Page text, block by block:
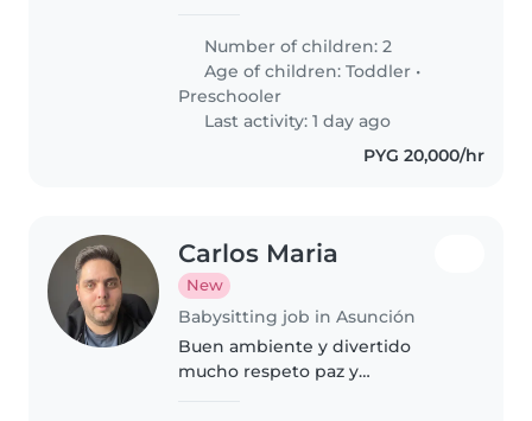
de 3 años y un niño de 5 años.
Necesitamos alguien que se
sienta cómodo con mascotas y
Number of children: 2
Age of children:Toddler •
Preschooler
Last activity: 1 day ago
PYG 20,000/hr
Carlos Maria
New
Babysitting job in Asunción
Buen ambiente y divertido
mucho respeto paz y